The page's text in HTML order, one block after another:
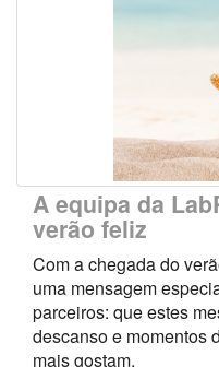
A equipa da
verão feliz
Com a chegada do
uma mensagem
parceiros: que estes
descanso e momentos
mais gostam.